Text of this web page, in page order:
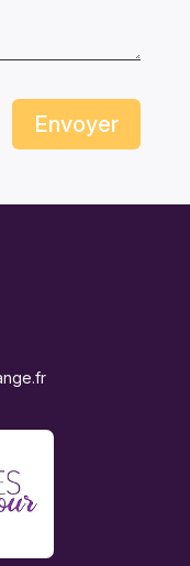
Envoyer